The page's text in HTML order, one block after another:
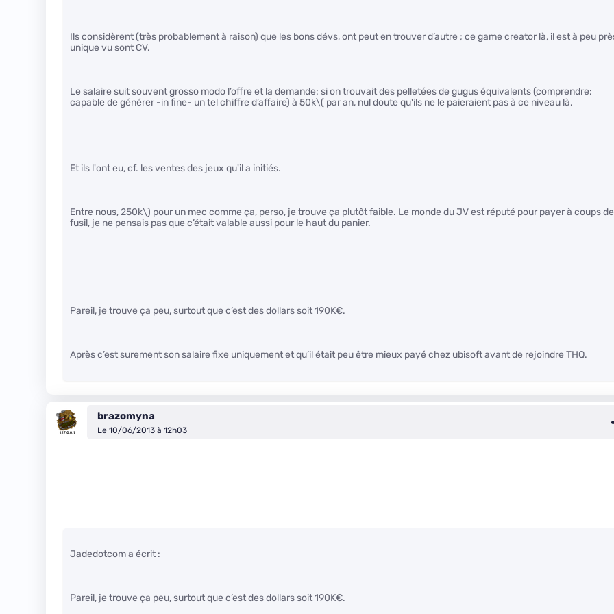
Ils considèrent (très probablement à raison) que les bons dévs, ont peut en trouver d’autre ; ce game creator là, il est à peu
unique vu sont CV.
Le salaire suit souvent grosso modo l’offre et la demande: si on trouvait des pelletées de gugus équivalents (comprendre:
capable de générer -in fine- un tel chiffre d’affaire) à 50k\( par an, nul doute qu'ils ne le paieraient pas à ce niveau là.
Et ils l'ont eu, cf. les ventes des jeux qu'il a initiés.
Entre nous, 250k\) pour un mec comme ça, perso, je trouve ça plutôt faible. Le monde du JV est réputé pour payer à coups de
fusil, je ne pensais pas que c’était valable aussi pour le haut du panier.
Pareil, je trouve ça peu, surtout que c’est des dollars soit 190K€.
Après c’est surement son salaire fixe uniquement et qu’il était peu être mieux payé chez ubisoft avant de rejoindre THQ.
brazomyna
Le 10/06/2013 à 12h03
Jadedotcom a écrit :
Pareil, je trouve ça peu, surtout que c’est des dollars soit 190K€.